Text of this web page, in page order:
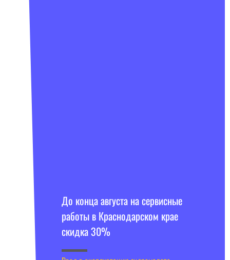
До конца августа на сервисные
работы в Краснодарском крае
скидка 30%